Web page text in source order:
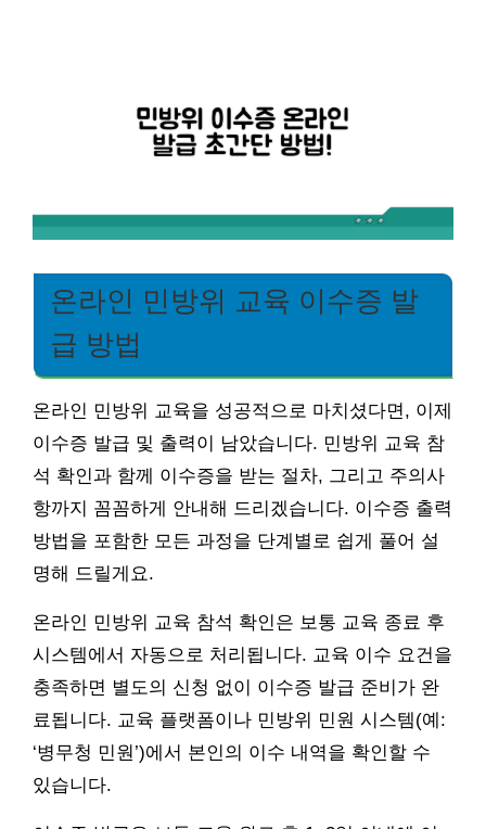
온라인 민방위 교육 이수증 발
급 방법
온라인 민방위 교육을 성공적으로 마치셨다면, 이제
이수증 발급 및 출력이 남았습니다. 민방위 교육 참
석 확인과 함께 이수증을 받는 절차, 그리고 주의사
항까지 꼼꼼하게 안내해 드리겠습니다. 이수증 출력
방법을 포함한 모든 과정을 단계별로 쉽게 풀어 설
명해 드릴게요.
온라인 민방위 교육 참석 확인은 보통 교육 종료 후
시스템에서 자동으로 처리됩니다. 교육 이수 요건을
충족하면 별도의 신청 없이 이수증 발급 준비가 완
료됩니다. 교육 플랫폼이나 민방위 민원 시스템(예:
‘병무청 민원’)에서 본인의 이수 내역을 확인할 수
있습니다.